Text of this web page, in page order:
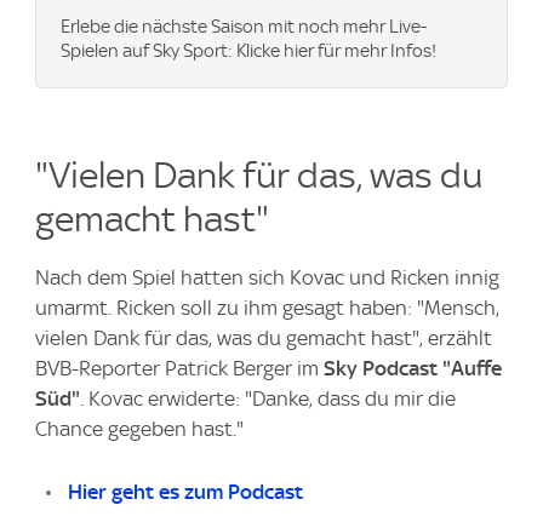
Erlebe die nächste Saison mit noch mehr Live-
Spielen auf Sky Sport: Klicke hier für mehr Infos!
"Vielen Dank für das, was du
gemacht hast"
Nach dem Spiel hatten sich Kovac und Ricken innig
umarmt. Ricken soll zu ihm gesagt haben: "Mensch,
vielen Dank für das, was du gemacht hast", erzählt
BVB-Reporter Patrick Berger im Sky Podcast "Auffe
Süd". Kovac erwiderte: "Danke, dass du mir die
Chance gegeben hast."
Hier geht es zum Podcast